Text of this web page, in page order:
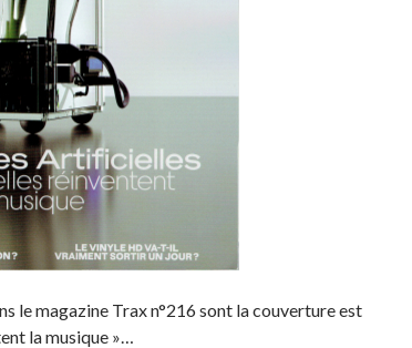
le magazine Trax n°216 sont la couverture est
la musique »…